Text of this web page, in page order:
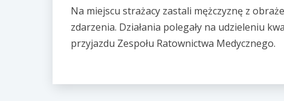
Na miejscu strażacy zastali mężczyznę z
zdarzenia. Działania polegały na udzieleniu
przyjazdu Zespołu Ratownictwa Medycznego.